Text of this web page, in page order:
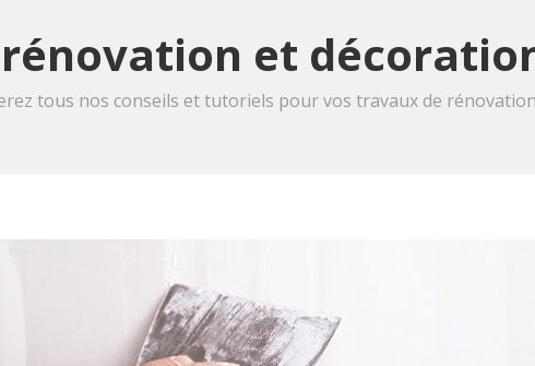
et
tous nos conseils et tutoriels pour vos travaux de